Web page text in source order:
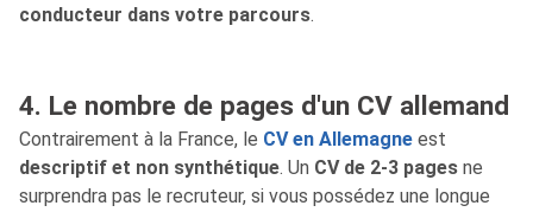
conducteur dans votre parcours.
4. Le nombre de pages d'un CV allemand
Contrairement à la France, le CV en Allemagne est
descriptif et non synthétique. Un CV de 2-3 pages ne
surprendra pas le recruteur, si vous possédez une longue